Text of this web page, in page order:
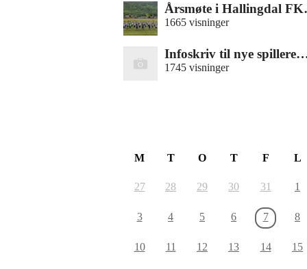
Årsmøte i Hallingdal
1665 visninger
Infoskriv til nye
1745 visninger
M T O T F L
27 28 29 30 31 1
3 4 5 6 7 8
10 11 12 13 14 15